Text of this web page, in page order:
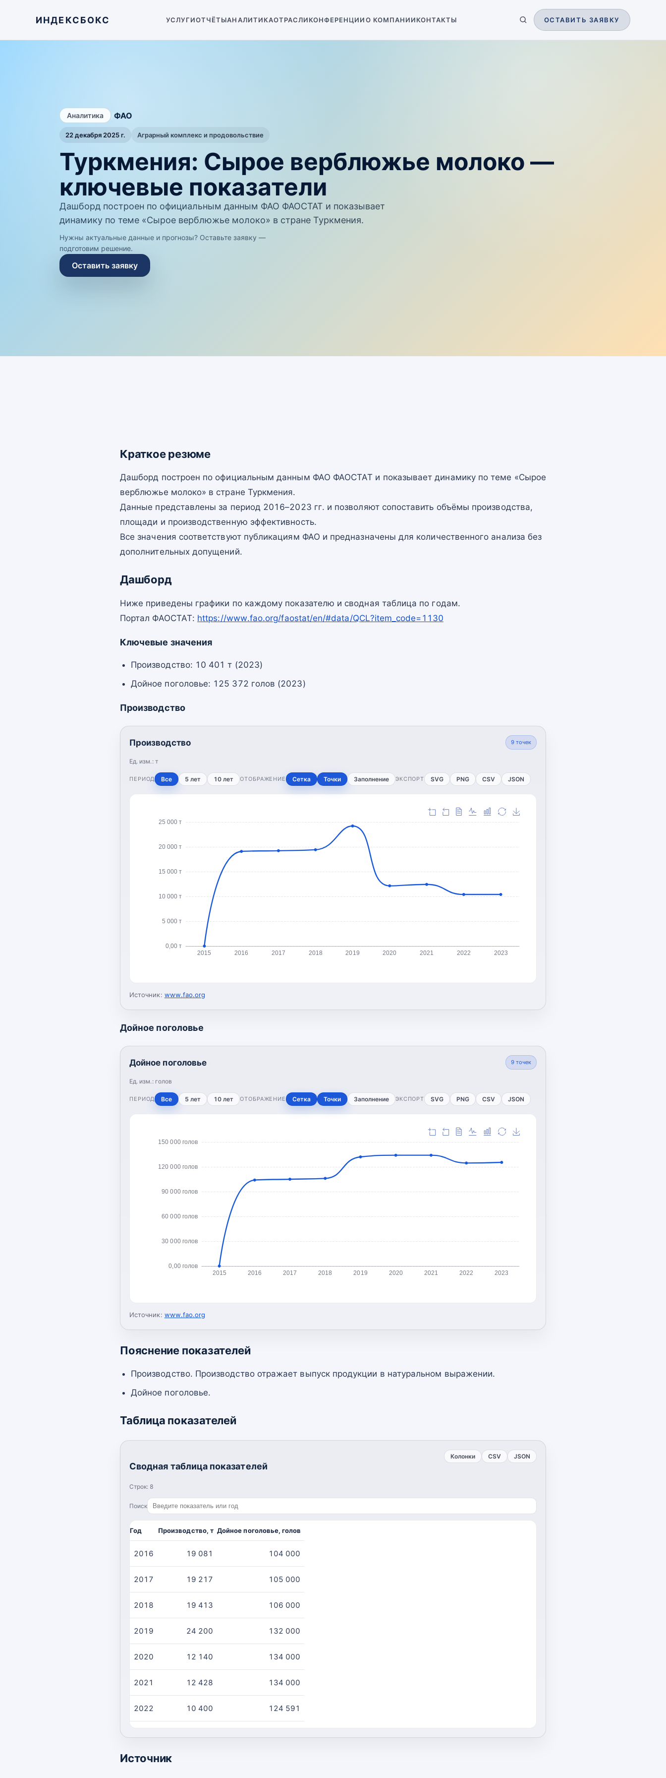
ИНДЕКСБОКС УСЛУГИОТЧЁТЫАНАЛИТИКАОТРАСЛИКОНФЕРЕНЦИИО КОМПАНИИКОНТАКТЫ ОСТАВИТЬ ЗАЯВКУ
Аналитика /ФАО
22 декабря 2025 г. Аграрный комплекс и продовольствие
Туркмения: Сырое верблюжье молоко —
ключевые показатели
Дашборд построен по официальным данным ФАО ФАОСТАТ и показывает
динамику по теме «Сырое верблюжье молоко» в стране Туркмения.
Нужны актуальные данные и прогнозы? Оставьте заявку —
подготовим решение.
Оставить заявку
Краткое резюме
Дашборд построен по официальным данным ФАО ФАОСТАТ и показывает динамику по теме «Сырое
верблюжье молоко» в стране Туркмения.
Данные представлены за период 2016–2023 гг. и позволяют сопоставить объёмы производства,
площади и производственную эффективность.
Все значения соответствуют публикациям ФАО и предназначены для количественного анализа без
дополнительных допущений.
Дашборд
Ниже приведены графики по каждому показателю и сводная таблица по годам.
Портал ФАОСТАТ: https://www.fao.org/faostat/en/#data/QCL?item_code=1130
Ключевые значения
Производство: 10 401 т (2023)
Дойное поголовье: 125 372 голов (2023)
Производство
Производство
Ед. изм.: т
9точек
ПЕРИОД Все 5 лет 10 лет ОТОБРАЖЕНИЕ Сетка Точки Заполнение ЭКСПОРТ SVG PNG CSV JSON
0,00 т
5 000 т
10 000 т
15 000 т
20 000 т
25 000 т
2015 2016 2017 2018 2019 2020 2021 2022 2023
Источник: www.fao.org
Дойное поголовье
Дойное поголовье
Ед. изм.: голов
9точек
ПЕРИОД Все 5 лет 10 лет ОТОБРАЖЕНИЕ Сетка Точки Заполнение ЭКСПОРТ SVG PNG CSV JSON
0,00 голов
30 000 голов
60 000 голов
90 000 голов
120 000 голов
150 000 голов
2015 2016 2017 2018 2019 2020 2021 2022 2023
Источник: www.fao.org
Пояснение показателей
Производство. Производство отражает выпуск продукции в натуральном выражении.
Дойное поголовье.
Таблица показателей
Сводная таблица показателей
Строк: 8
Колонки CSV JSON
Поиск
Год Производство, т Дойное поголовье, голов
2016 19 081 104 000
2017 19 217 105 000
2018 19 413 106 000
2019 24 200 132 000
2020 12 140 134 000
2021 12 428 134 000
2022 10 400 124 591
Источник